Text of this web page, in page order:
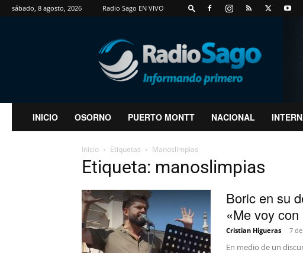
sábado, 8 agosto, 2026 Radio Sago EN VIVO
RadioSago
INICIO OSORNO PUERTO MONTT NACIONAL
Inicio Etiquetas Manoslimpias
Etiqueta: manoslimpias
Boric en su
«Me voy
Cristian Higueras - 7
En medio de un